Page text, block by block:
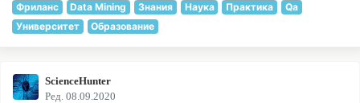
ScienceHunter
Ред. 08.09.2020
Фриланс
Data Mining Знания Наука Практика
Qa
Университет
Образование